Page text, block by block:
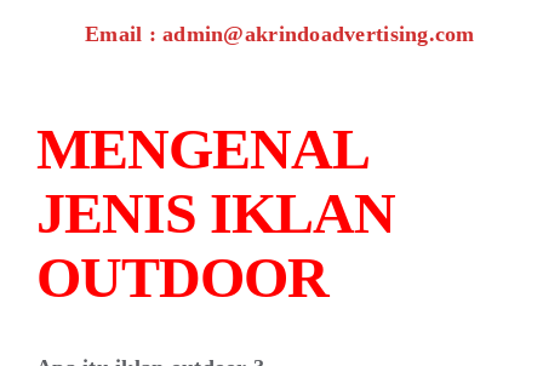
Email : admin@akrindoadvertising.com
MENGENAL
JENIS IKLAN
OUTDOOR